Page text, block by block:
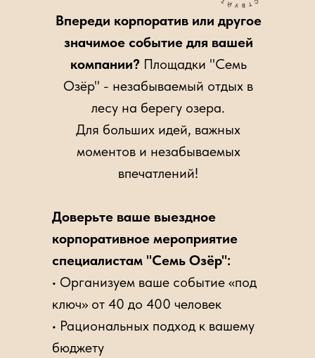
Впереди корпоратив или другое
значимое событие для вашей
компании? Площадки "Семь
Озёр" - незабываемый отдых в
лесу на берегу озера.
Для больших идей, важных
моментов и незабываемых
впечатлений!
Доверьте ваше выездное
корпоративное мероприятие
специалистам "Семь Озёр":
• Организуем ваше событие «под
ключ» от 40 до 400 человек
• Рациональных подход к вашему
бюджету